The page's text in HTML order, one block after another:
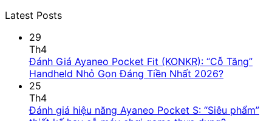
Latest Posts
29
Th4
Đánh Giá Ayaneo Pocket Fit (KONKR): “Cỗ Tăng”
Handheld Nhỏ Gọn Đáng Tiền Nhất 2026?Không
luận
25
Th4
Đánh giá hiệu năng Ayaneo Pocket S: “Siêu phẩm”